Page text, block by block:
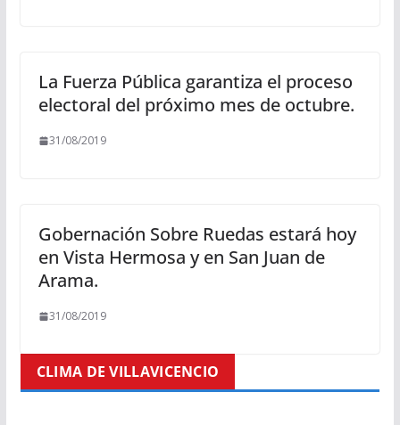
La Fuerza Pública garantiza el proceso
electoral del próximo mes de octubre.
31/08/2019
Gobernación Sobre Ruedas estará hoy
en Vista Hermosa y en San Juan de
Arama.
31/08/2019
CLIMA DE VILLAVICENCIO